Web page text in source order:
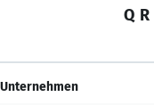
Q R
Unternehmen